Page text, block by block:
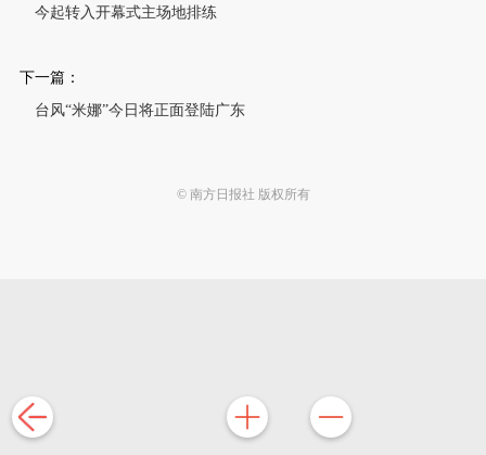
今起转入开幕式主场地排练
下一篇：
台风“米娜”今日将正面登陆广东
© 南方日报社 版权所有